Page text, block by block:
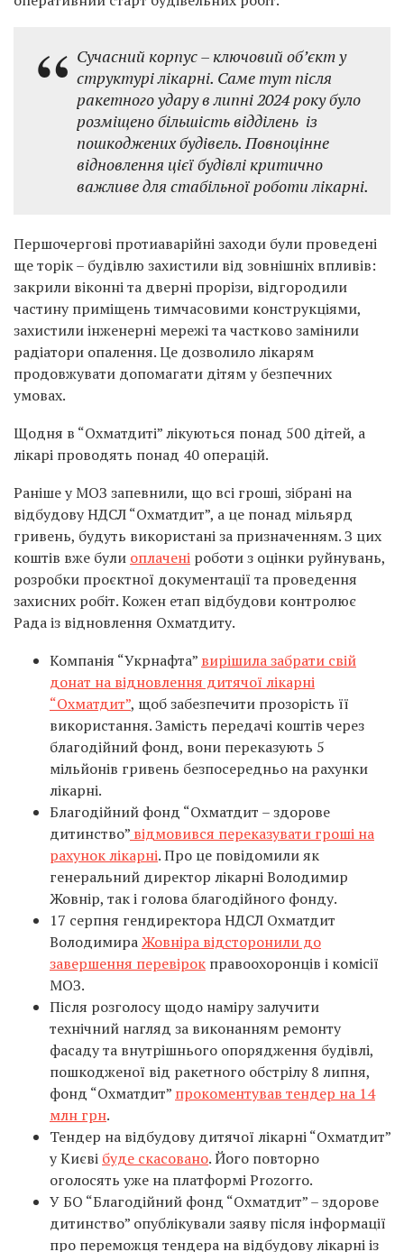
Сучасний корпус – ключовий об’єкт у
структурі лікарні. Саме тут після
ракетного удару в липні 2024 року було
розміщено більшість відділень із
пошкоджених будівель. Повноцінне
відновлення цієї будівлі критично
важливе для стабільної роботи лікарні.
Першочергові протиаварійні заходи були проведені
ще торік – будівлю захистили від зовнішніх впливів:
закрили віконні та дверні прорізи, відгородили
частину приміщень тимчасовими конструкціями,
захистили інженерні мережі та частково замінили
радіатори опалення. Це дозволило лікарям
продовжувати допомагати дітям у безпечних
умовах.
Щодня в “Охматдиті” лікуються понад 500 дітей, а
лікарі проводять понад 40 операцій.
Раніше у МОЗ запевнили, що всі гроші, зібрані на
відбудову НДСЛ “Охматдит”, а це понад мільярд
гривень, будуть використані за призначенням. З цих
коштів вже були оплачені роботи з оцінки руйнувань,
розробки проєктної документації та проведення
захисних робіт. Кожен етап відбудови контролює
Рада із відновлення Охматдиту.
Компанія “Укрнафта” вирішила забрати свій
донат на відновлення дитячої лікарні
“Охматдит”, щоб забезпечити прозорість її
використання. Замість передачі коштів через
благодійний фонд, вони переказують 5
мільйонів гривень безпосередньо на рахунки
лікарні.
Благодійний фонд “Охматдит – здорове
дитинство” відмовився переказувати гроші на
рахунок лікарні. Про це повідомили як
генеральний директор лікарні Володимир
Жовнір, так і голова благодійного фонду.
17 серпня гендиректора НДСЛ Охматдит
ВолодимираЖовніра відсторонили до
завершення перевірок правоохоронців і комісії
МОЗ.
Після розголосу щодо наміру залучити
технічний нагляд за виконанням ремонту
фасаду та внутрішнього опорядження будівлі,
пошкодженої від ракетного обстрілу 8 липня,
фонд “Охматдит” прокоментував тендер на 14
млн грн.
Тендер на відбудову дитячої лікарні “Охматдит”
у Києві буде скасовано. Його повторно
оголосять уже на платформі Prozorro.
У БО “Благодійний фонд “Охматдит” – здорове
дитинство” опублікували заяву після інформації
про переможця тендера на відбудову лікарні із